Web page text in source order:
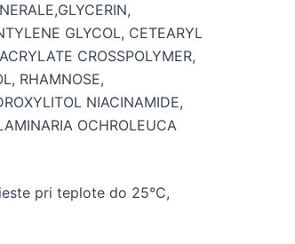
GLYCOL, CETEARYL
CROSSPOLYMER,
RHAMNOSE,
NIACINAMIDE,
OCHROLEUCA
pri teplote do 25°C,